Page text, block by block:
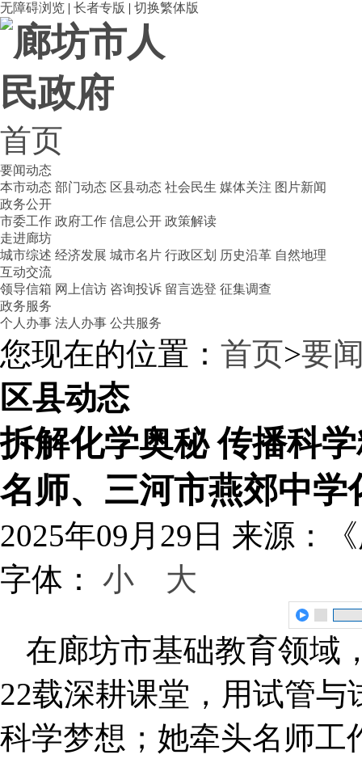
无障碍浏览 | 长者专版 | 切换繁体版
首页
要闻动态
本市动态 部门动态 区县动态 社会民生 媒体关注 图片新闻
政务公开
市委工作 政府工作 信息公开 政策解读
走进廊坊
城市综述 经济发展 城市名片 行政区划 历史沿革 自然地理
互动交流
领导信箱 网上信访 咨询投诉 留言选登 征集调查
政务服务
个人办事 法人办事 公共服务
您现在的位置： 首页>要
区县动态
拆解化学奥秘 传播科
名师、三河市燕郊中学
2025年09月29日 来源：
字体： 小 大
在廊坊市基础教育领域
22载深耕课堂，用试管
科学梦想；她牵头名师工